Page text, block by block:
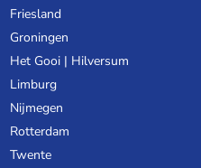
Friesland
Groningen
Het Gooi | Hilversum
Limburg
Nijmegen
Rotterdam
Twente